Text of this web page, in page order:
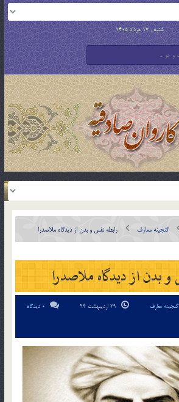
شنبه , 17 مرداد 1405
گنجینه معارف رابطه نفس و بدن از ديدگاه ملاصدرا
بدن از ديدگاه ملاصدرا
گنجینه معارف 0 دیدگاه